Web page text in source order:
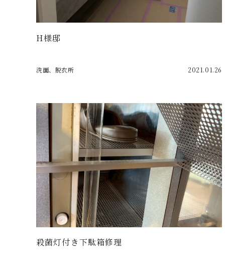
H様邸
洗面、脱衣所 2021.01.26
殺菌灯付き下駄箱修理